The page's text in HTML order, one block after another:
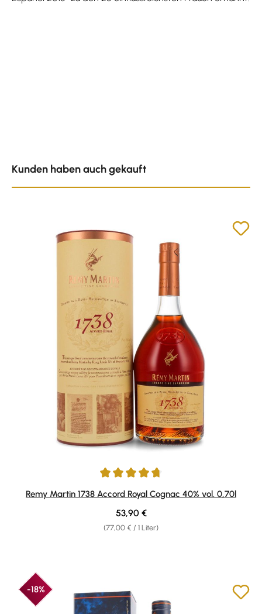
Kunden haben auch gekauft
Durchschnittliche Bewertung von 4.79 von 5 Sternen
Remy Martin 1738 Accord Royal Cognac 40% vol. 0,70l
(77,00 € / 1 Liter)
Regulärer Preis:
53,90 €
-18%